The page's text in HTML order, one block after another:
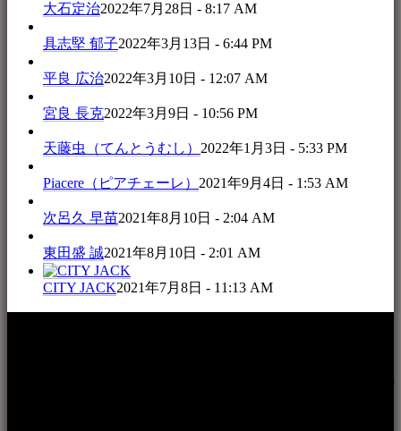
大石定治2022年7月28日 - 8:17 AM
具志堅 郁子2022年3月13日 - 6:44 PM
平良 広治2022年3月10日 - 12:07 AM
宮良 長克2022年3月9日 - 10:56 PM
天藤虫（てんとうむし） 2022年1月3日 - 5:33 PM
Piacere（ピアチェーレ） 2021年9月4日 - 1:53 AM
次呂久 早苗2021年8月10日 - 2:04 AM
東田盛 誠2021年8月10日 - 2:01 AM
CITY JACK2021年7月8日 - 11:13 AM